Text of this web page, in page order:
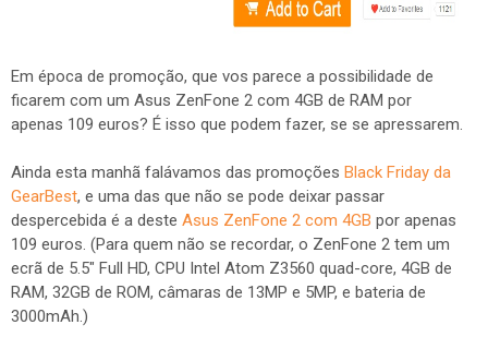
Em época de promoção, que vos parece a possibilidade de
ficarem com um Asus ZenFone 2 com 4GB de RAM por
apenas 109 euros? É isso que podem fazer, se se apressarem.
Ainda esta manhã falávamos das promoções Black Friday da
GearBest, e uma das que não se pode deixar passar
despercebida é a deste Asus ZenFone 2 com 4GB por apenas
109 euros. (Para quem não se recordar, o ZenFone 2 tem um
ecrã de 5.5" Full HD, CPU Intel Atom Z3560 quad-core, 4GB de
RAM, 32GB de ROM, câmaras de 13MP e 5MP, e bateria de
3000mAh.)